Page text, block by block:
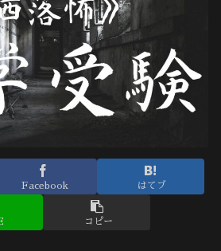
Facebook はてブ
コピー